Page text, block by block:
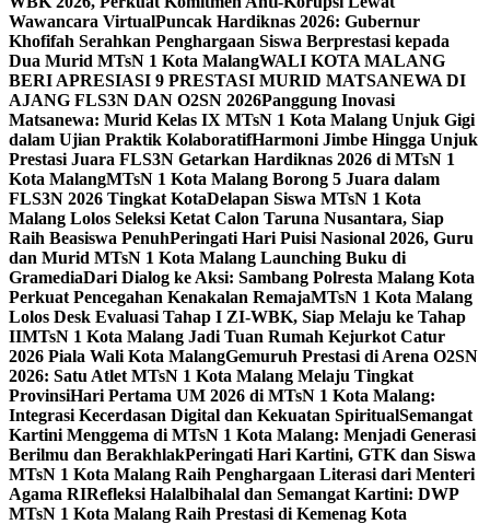
Wawancara VirtualPuncak Hardiknas 2026: Gubernur
Khofifah Serahkan Penghargaan Siswa Berprestasi kepada
Dua Murid MTsN 1 Kota MalangWALI KOTA MALANG
BERI APRESIASI 9 PRESTASI MURID MATSANEWA DI
AJANG FLS3N DAN O2SN 2026Panggung Inovasi
Matsanewa: Murid Kelas IX MTsN 1 Kota Malang Unjuk Gigi
dalam Ujian Praktik KolaboratifHarmoni Jimbe Hingga Unjuk
Prestasi Juara FLS3N Getarkan Hardiknas 2026 di MTsN 1
Kota MalangMTsN 1 Kota Malang Borong 5 Juara dalam
FLS3N 2026 Tingkat KotaDelapan Siswa MTsN 1 Kota
Malang Lolos Seleksi Ketat Calon Taruna Nusantara, Siap
Raih Beasiswa PenuhPeringati Hari Puisi Nasional 2026, Guru
dan Murid MTsN 1 Kota Malang Launching Buku di
GramediaDari Dialog ke Aksi: Sambang Polresta Malang Kota
Perkuat Pencegahan Kenakalan RemajaMTsN 1 Kota Malang
Lolos Desk Evaluasi Tahap I ZI-WBK, Siap Melaju ke Tahap
IIMTsN 1 Kota Malang Jadi Tuan Rumah Kejurkot Catur
2026 Piala Wali Kota MalangGemuruh Prestasi di Arena O2SN
2026: Satu Atlet MTsN 1 Kota Malang Melaju Tingkat
ProvinsiHari Pertama UM 2026 di MTsN 1 Kota Malang:
Integrasi Kecerdasan Digital dan Kekuatan SpiritualSemangat
Kartini Menggema di MTsN 1 Kota Malang: Menjadi Generasi
Berilmu dan BerakhlakPeringati Hari Kartini, GTK dan Siswa
MTsN 1 Kota Malang Raih Penghargaan Literasi dari Menteri
Agama RIRefleksi Halalbihalal dan Semangat Kartini: DWP
MTsN 1 Kota Malang Raih Prestasi di Kemenag Kota